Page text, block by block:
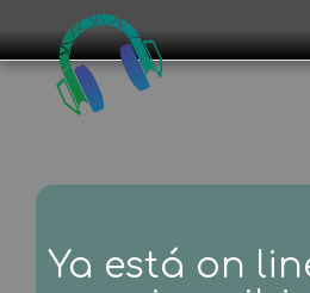
Ya está on